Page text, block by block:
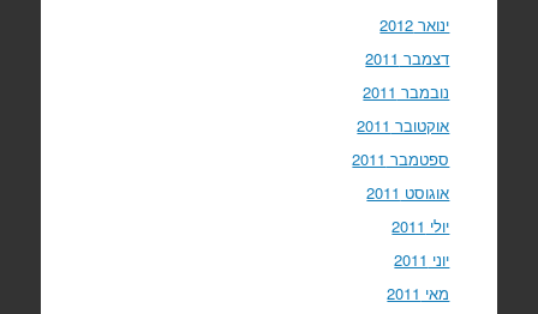
ינואר 2012
דצמבר 2011
נובמבר 2011
אוקטובר 2011
ספטמבר 2011
אוגוסט 2011
יולי 2011
יוני 2011
מאי 2011